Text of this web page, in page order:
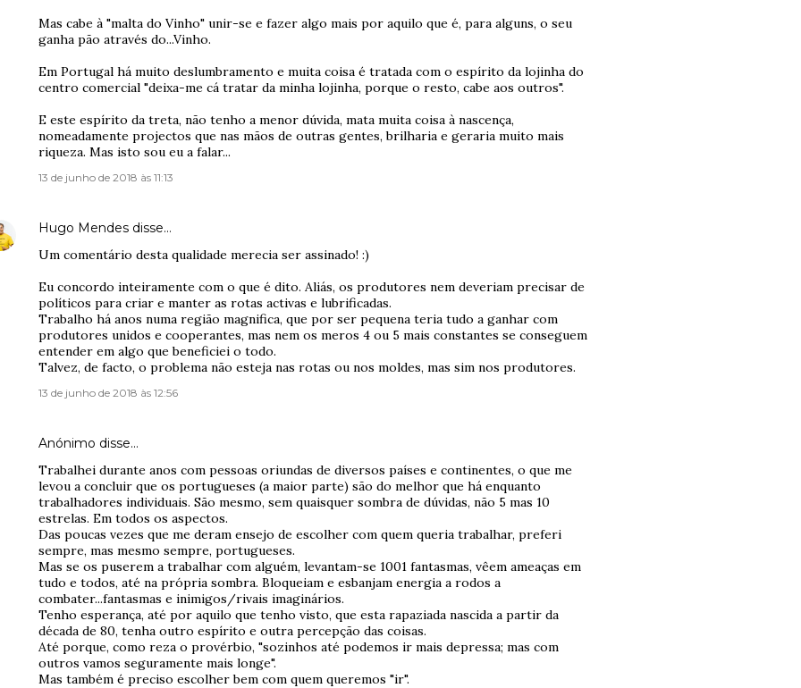
Mas cabe à "malta do Vinho" unir-se e fazer algo mais por aquilo que é, para alguns, o seu
ganha pão através do...Vinho.
Em Portugal há muito deslumbramento e muita coisa é tratada com o espírito da lojinha do
centro comercial "deixa-me cá tratar da minha lojinha, porque o resto, cabe aos outros".
E este espírito da treta, não tenho a menor dúvida, mata muita coisa à nascença,
nomeadamente projectos que nas mãos de outras gentes, brilharia e geraria muito mais
riqueza. Mas isto sou eu a falar...
13 de junho de 2018 às 11:13
Hugo Mendes disse…
Um comentário desta qualidade merecia ser assinado! :)
Eu concordo inteiramente com o que é dito. Aliás, os produtores nem deveriam precisar de
políticos para criar e manter as rotas activas e lubrificadas.
Trabalho há anos numa região magnifica, que por ser pequena teria tudo a ganhar com
produtores unidos e cooperantes, mas nem os meros 4 ou 5 mais constantes se conseguem
entender em algo que beneficiei o todo.
Talvez, de facto, o problema não esteja nas rotas ou nos moldes, mas sim nos produtores.
13 de junho de 2018 às 12:56
Anónimo disse…
Trabalhei durante anos com pessoas oriundas de diversos países e continentes, o que me
levou a concluir que os portugueses (a maior parte) são do melhor que há enquanto
trabalhadores individuais. São mesmo, sem quaisquer sombra de dúvidas, não 5 mas 10
estrelas. Em todos os aspectos.
Das poucas vezes que me deram ensejo de escolher com quem queria trabalhar, preferi
sempre, mas mesmo sempre, portugueses.
Mas se os puserem a trabalhar com alguém, levantam-se 1001 fantasmas, vêem ameaças em
tudo e todos, até na própria sombra. Bloqueiam e esbanjam energia a rodos a
combater...fantasmas e inimigos/rivais imaginários.
Tenho esperança, até por aquilo que tenho visto, que esta rapaziada nascida a partir da
década de 80, tenha outro espírito e outra percepção das coisas.
Até porque, como reza o provérbio, "sozinhos até podemos ir mais depressa; mas com
outros vamos seguramente mais longe".
Mas também é preciso escolher bem com quem queremos "ir".